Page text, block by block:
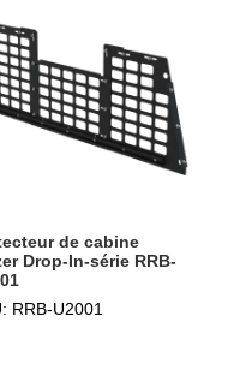
de cabine
Drop-In-série RRB-
RRB-U2001